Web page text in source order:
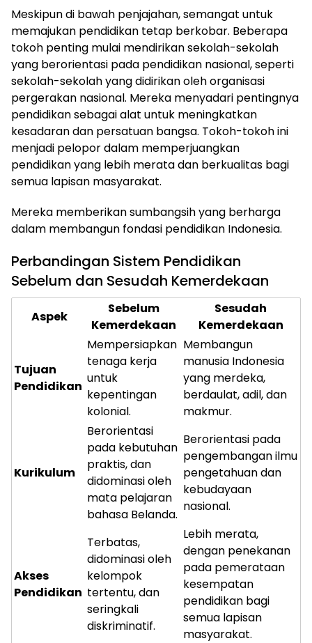
Meskipun di bawah penjajahan, semangat untuk
memajukan pendidikan tetap berkobar. Beberapa
tokoh penting mulai mendirikan sekolah-sekolah
yang berorientasi pada pendidikan nasional, seperti
sekolah-sekolah yang didirikan oleh organisasi
pergerakan nasional. Mereka menyadari pentingnya
pendidikan sebagai alat untuk meningkatkan
kesadaran dan persatuan bangsa. Tokoh-tokoh ini
menjadi pelopor dalam memperjuangkan
pendidikan yang lebih merata dan berkualitas bagi
semua lapisan masyarakat.
Mereka memberikan sumbangsih yang berharga
dalam membangun fondasi pendidikan Indonesia.
Perbandingan Sistem Pendidikan
Sebelum dan Sesudah Kemerdekaan
Aspek
Sebelum
Kemerdekaan
Sesudah
Kemerdekaan
Tujuan
Pendidikan
Mempersiapkan
tenaga kerja
untuk
kepentingan
kolonial.
Membangun
manusia Indonesia
yang merdeka,
berdaulat, adil, dan
makmur.
Kurikulum
Berorientasi
pada kebutuhan
praktis, dan
didominasi oleh
mata pelajaran
bahasa Belanda.
Berorientasi pada
pengembangan ilmu
pengetahuan dan
kebudayaan
nasional.
Akses
Pendidikan
Terbatas,
didominasi oleh
kelompok
tertentu, dan
seringkali
diskriminatif.
Lebih merata,
dengan penekanan
pada pemerataan
kesempatan
pendidikan bagi
semua lapisan
masyarakat.